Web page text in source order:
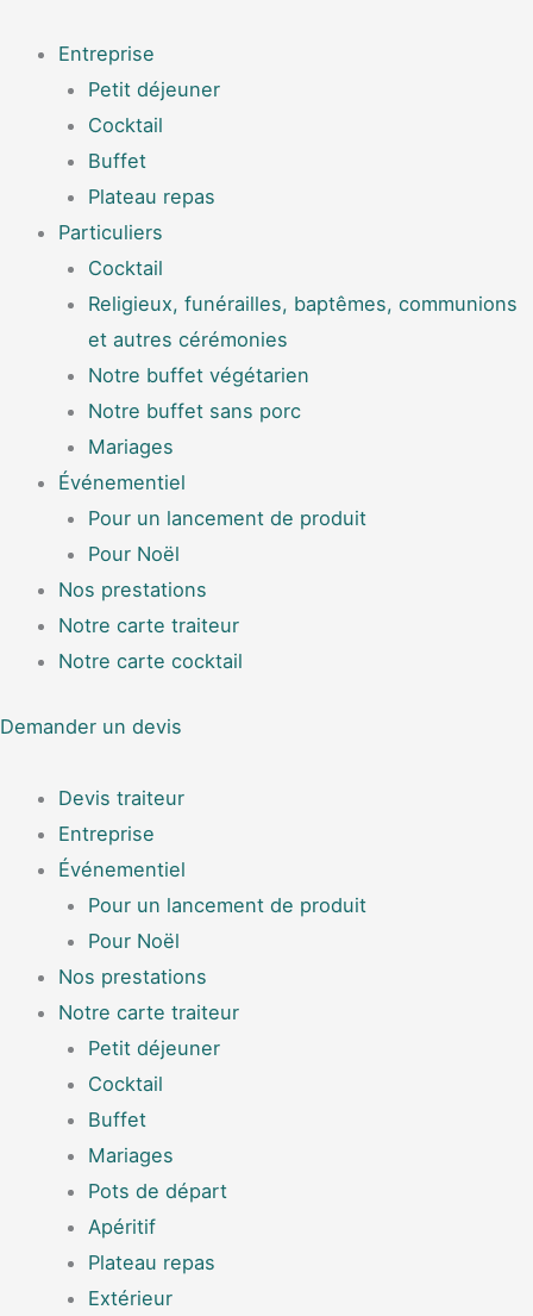
contenu
Entreprise
Petit déjeuner
Cocktail
Buffet
Plateau repas
Particuliers
Cocktail
Religieux, funérailles, baptêmes, communions
et autres cérémonies
Notre buffet végétarien
Notre buffet sans porc
Mariages
Événementiel
Pour un lancement de produit
Pour Noël
Nos prestations
Notre carte traiteur
Notre carte cocktail
Demander un devis
Devis traiteur
Entreprise
Événementiel
Pour un lancement de produit
Pour Noël
Nos prestations
Notre carte traiteur
Petit déjeuner
Cocktail
Buffet
Mariages
Pots de départ
Apéritif
Plateau repas
Extérieur